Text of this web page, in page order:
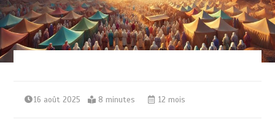
16 août 2025 8 minutes 12 mois